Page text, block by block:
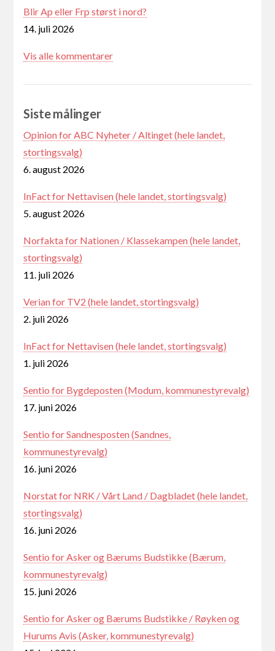
Blir Ap eller Frp størst i nord?
14. juli 2026
Vis alle kommentarer
Siste målinger
Opinion for ABC Nyheter / Altinget (hele landet,
stortingsvalg)
6. august 2026
InFact for Nettavisen (hele landet, stortingsvalg)
5. august 2026
Norfakta for Nationen / Klassekampen (hele landet,
stortingsvalg)
11. juli 2026
Verian for TV2 (hele landet, stortingsvalg)
2. juli 2026
InFact for Nettavisen (hele landet, stortingsvalg)
1. juli 2026
Sentio for Bygdeposten (Modum, kommunestyrevalg)
17. juni 2026
Sentio for Sandnesposten (Sandnes,
kommunestyrevalg)
16. juni 2026
Norstat for NRK / Vårt Land / Dagbladet (hele landet,
stortingsvalg)
16. juni 2026
Sentio for Asker og Bærums Budstikke (Bærum,
kommunestyrevalg)
15. juni 2026
Sentio for Asker og Bærums Budstikke / Røyken og
Hurums Avis (Asker, kommunestyrevalg)